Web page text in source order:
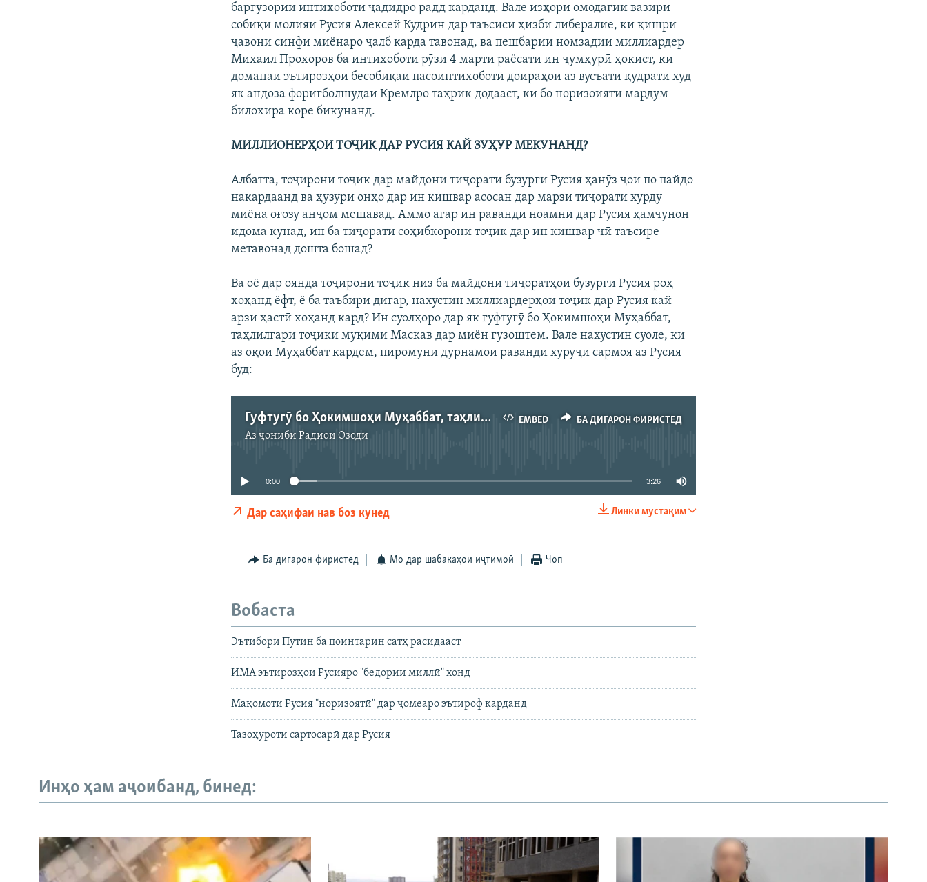
баргузории интихоботи ҷадидро радд карданд. Вале изҳори омодагии вазири
собиқи молияи Русия Алексей Кудрин дар таъсиси ҳизби либералие, ки қишри
ҷавони синфи миёнаро ҷалб карда тавонад, ва пешбарии номзадии миллиардер
Михаил Прохоров ба интихоботи рӯзи 4 марти раёсати ин ҷумҳурӣ ҳокист, ки
доманаи эътирозҳои бесобиқаи пасоинтихоботӣ доираҳои аз вусъати қудрати худ
як андоза фориғболшудаи Кремлро таҳрик додааст, ки бо норизоияти мардум
билохира коре бикунанд.
МИЛЛИОНЕРҲОИ ТОҶИК ДАР РУСИЯ КАЙ ЗУҲУР МЕКУНАНД?
Албатта, тоҷирони тоҷик дар майдони тиҷорати бузурги Русия ҳанӯз ҷои по пайдо
накардаанд ва ҳузури онҳо дар ин кишвар асосан дар марзи тиҷорати хурду
миёна оғозу анҷом мешавад. Аммо агар ин раванди ноамнӣ дар Русия ҳамчунон
идома кунад, ин ба тиҷорати соҳибкорони тоҷик дар ин кишвар чӣ таъсире
метавонад дошта бошад?
Ва оё дар оянда тоҷирони тоҷик низ ба майдони тиҷоратҳои бузурги Русия роҳ
хоҳанд ёфт, ё ба таъбири дигар, нахустин миллиардерҳои тоҷик дар Русия кай
арзи ҳастӣ хоҳанд кард? Ин суолҳоро дар як гуфтугӯ бо Ҳокимшоҳи Муҳаббат,
таҳлилгари тоҷики муқими Маскав дар миён гузоштем. Вале нахустин суоле, ки
аз оқои Муҳаббат кардем, пиромуни дурнамои раванди хуруҷи сармоя аз Русия
буд:
EMBED БА ДИГАРОН ФИРИСТЕД
Гуфтугӯ бо Ҳокимшоҳи Муҳаббат, таҳлилгари тоҷик
Аз ҷонибиРадиои Озодӣ
БА ДИГАРОН ФИРИСТЕД
0:00 3:26
Линки мустақим
Дар саҳифаи нав боз кунед
Ба дигарон фиристед Мо дар шабакаҳои иҷтимоӣ Чоп
Вобаста
Эътибори Путин ба поинтарин сатҳ расидааст
ИМА эътирозҳои Русияро "бедории миллӣ" хонд
Мақомоти Русия "норизоятӣ" дар ҷомеаро эътироф карданд
Тазоҳуроти сартосарӣ дар Русия
Инҳо ҳам аҷоибанд, бинед: